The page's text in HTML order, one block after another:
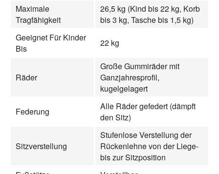
Maximale
Tragfähigkeit
26,5 kg (Kind bis 22 kg, Korb
bis 3 kg, Tasche bis 1,5 kg)
Geeignet Für Kinder
Bis
22 kg
Räder
Große Gummiräder mit
Ganzjahresprofil,
kugelgelagert
Federung
Alle Räder gefedert (dämpft
den Sitz)
Sitzverstellung
Stufenlose Verstellung der
Rückenlehne von der Liege-
bis zur Sitzposition